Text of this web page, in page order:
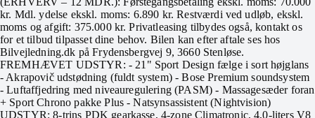
kr. Mdl. ydelse ekskl. moms: 6.890 kr. Restværdi ved udløb, ekskl.
moms og afgift: 375.000 kr. Privatleasing tilbydes også, kontakt os
for et tilbud tilpasset dine behov. Bilen kan efter aftale ses hos
Bilvejledning.dk på Frydensbergvej 9, 3660 Stenløse.
FREMHÆVET UDSTYR: - 21" Sport Design fælge i sort højglans
- Akrapovič udstødning (fuldt system) - Bose Premium soundsystem
- Luftaffjedring med niveauregulering (PASM) - Massagesæder foran
+ Sport Chrono pakke Plus - Natsynsassistent (Nightvision)
UDSTYR: 8-trins PDK gearkasse, 4-zone Climatronic, 4,0-liters V8